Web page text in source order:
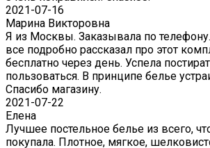
2021-07-16
Марина Викторовна
Я из Москвы. Заказывала по
все подробно рассказал про этот
бесплатно через день. Успела
пользоваться. В принципе белье
Спасибо магазину.
2021-07-22
Eлена
Лучшее постельное белье из всего,
покупала. Плотное, мягкое,